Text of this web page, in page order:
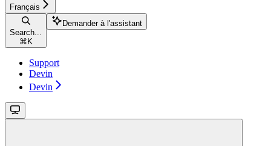
Français
Search...
⌘ K
Demander à l'assistant
Support
Devin
Devin